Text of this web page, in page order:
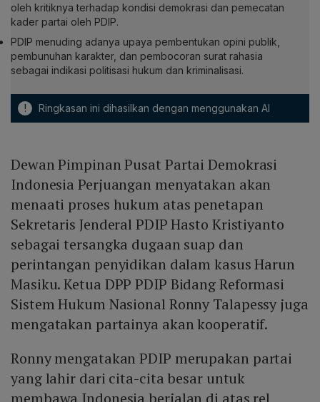
oleh kritiknya terhadap kondisi demokrasi dan pemecatan
kader partai oleh PDIP.
PDIP menuding adanya upaya pembentukan opini publik,
pembunuhan karakter, dan pembocoran surat rahasia
sebagai indikasi politisasi hukum dan kriminalisasi.
! Ringkasan ini dihasilkan dengan menggunakan AI
Dewan Pimpinan Pusat Partai Demokrasi
Indonesia Perjuangan menyatakan akan
menaati proses hukum atas penetapan
Sekretaris Jenderal PDIP Hasto Kristiyanto
sebagai tersangka dugaan suap dan
perintangan penyidikan dalam kasus Harun
Masiku. Ketua DPP PDIP Bidang Reformasi
Sistem Hukum Nasional Ronny Talapessy juga
mengatakan partainya akan kooperatif.
Ronny mengatakan PDIP merupakan partai
yang lahir dari cita-cita besar untuk
membawa Indonesia berjalan di atas rel